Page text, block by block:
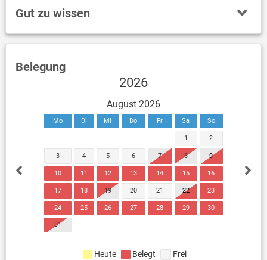
Gut zu wissen
Belegung
2026
August 2026
Mo Di Mi Do Fr Sa So
1 2
3 4 5 6 7 8 9
10 11 12 13 14 15 16
17 18 19 20 21 22 23
24 25 26 27 28 29 30
31
Heute Belegt
Frei